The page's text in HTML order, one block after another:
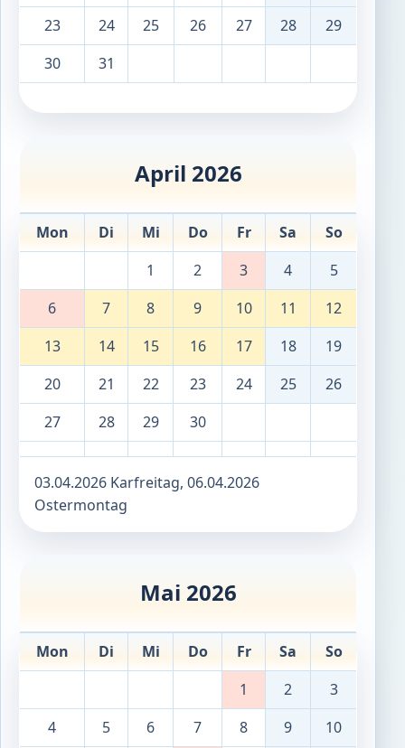
23
24 25 26 27 28
29
30
31
April 2026
Mon Di Mi Do Fr Sa
So
1
2 3 4
5
6
7 8 9 10 11
12
13
14 15 16 17 18
19
20
21 22 23 24 25
26
27
28 29 30
03.04.2026 Karfreitag, 06.04.2026
Ostermontag
Mai 2026
Mon Di Mi Do Fr Sa
So
1
2
3
4
5 6 7 8 9
10